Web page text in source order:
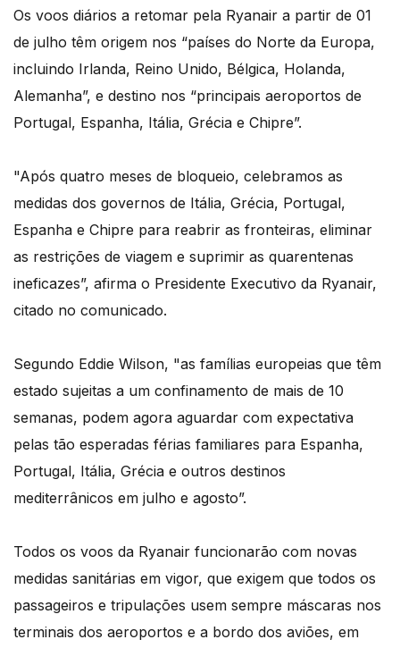
Os voos diários a retomar pela Ryanair a partir de 01
de julho têm origem nos “países do Norte da Europa,
incluindo Irlanda, Reino Unido, Bélgica, Holanda,
Alemanha”, e destino nos “principais aeroportos de
Portugal, Espanha, Itália, Grécia e Chipre”.
"Após quatro meses de bloqueio, celebramos as
medidas dos governos de Itália, Grécia, Portugal,
Espanha e Chipre para reabrir as fronteiras, eliminar
as restrições de viagem e suprimir as quarentenas
ineficazes”, afirma o Presidente Executivo da Ryanair,
citado no comunicado.
Segundo Eddie Wilson, "as famílias europeias que têm
estado sujeitas a um confinamento de mais de 10
semanas, podem agora aguardar com expectativa
pelas tão esperadas férias familiares para Espanha,
Portugal, Itália, Grécia e outros destinos
mediterrânicos em julho e agosto”.
Todos os voos da Ryanair funcionarão com novas
medidas sanitárias em vigor, que exigem que todos os
passageiros e tripulações usem sempre máscaras nos
terminais dos aeroportos e a bordo dos aviões, em